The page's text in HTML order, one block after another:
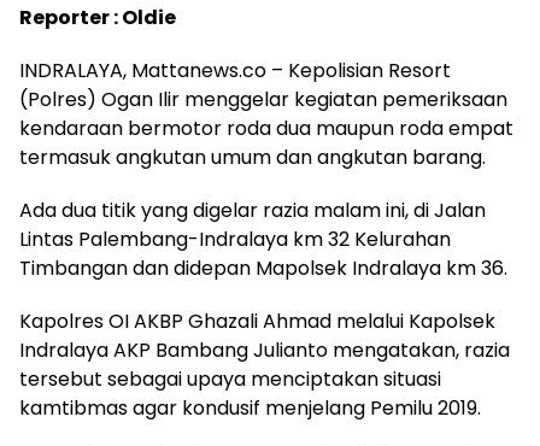
Reporter : Oldie
INDRALAYA, Mattanews.co – Kepolisian Resort
(Polres) Ogan Ilir menggelar kegiatan pemeriksaan
kendaraan bermotor roda dua maupun roda empat
termasuk angkutan umum dan angkutan barang.
Ada dua titik yang digelar razia malam ini, di Jalan
Lintas Palembang-Indralaya km 32 Kelurahan
Timbangan dan didepan Mapolsek Indralaya km 36.
Kapolres OI AKBP Ghazali Ahmad melalui Kapolsek
Indralaya AKP Bambang Julianto mengatakan, razia
tersebut sebagai upaya menciptakan situasi
kamtibmas agar kondusif menjelang Pemilu 2019.